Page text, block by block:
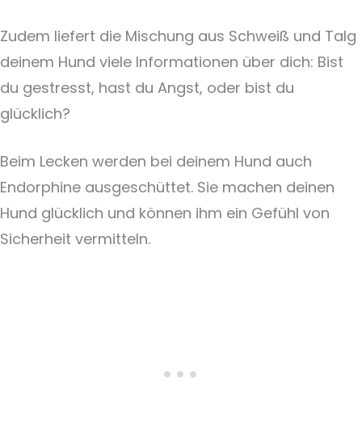
Zudem liefert die Mischung aus Schweiß und Talg
deinem Hund viele Informationen über dich: Bist
du gestresst, hast du Angst, oder bist du
glücklich?
Beim Lecken werden bei deinem Hund auch
Endorphine ausgeschüttet. Sie machen deinen
Hund glücklich und können ihm ein Gefühl von
Sicherheit vermitteln.